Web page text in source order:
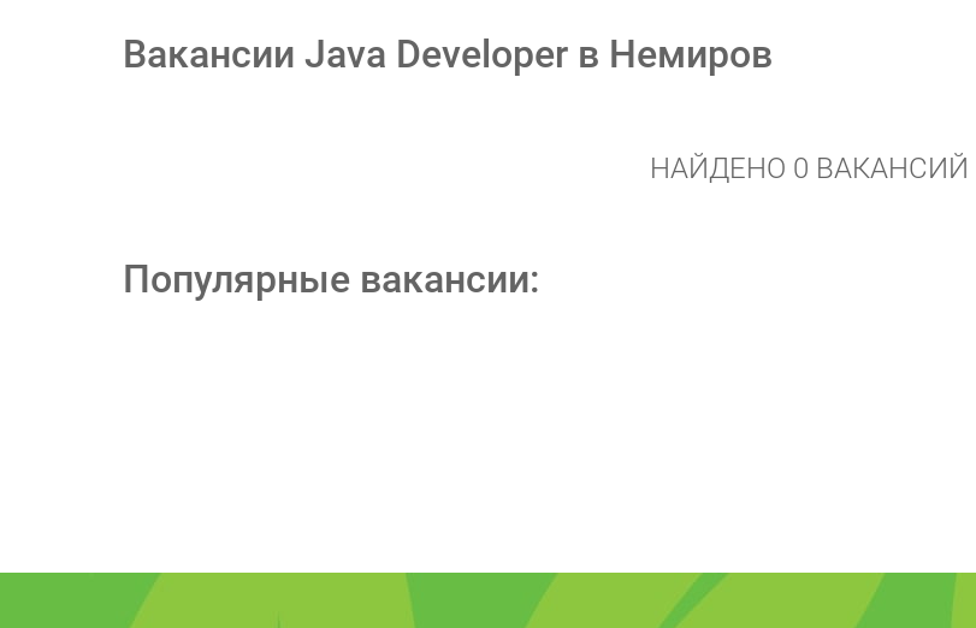
Вакансии Java Developer в Немиров
НАЙДЕНО 0 ВАКАНСИЙ
Популярные вакансии: